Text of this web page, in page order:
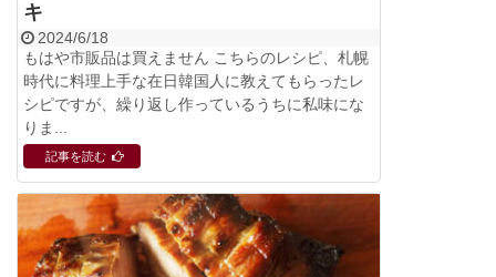
キ
2024/6/18
もはや市販品は買えません こちらのレシピ、札幌
時代に料理上手な在日韓国人に教えてもらったレ
シピですが、繰り返し作っているうちに私味にな
りま...
記事を読む